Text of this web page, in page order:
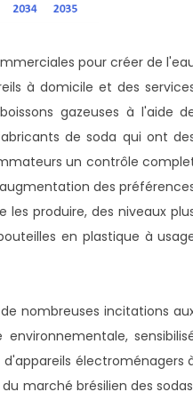
pour créer de
à domicile et des
gazeuses à l'aide
de soda qui ont
un contrôle
des
produire, des niveaux
en plastique à
nombreuses incitations
électroménagers
marché brésilien des